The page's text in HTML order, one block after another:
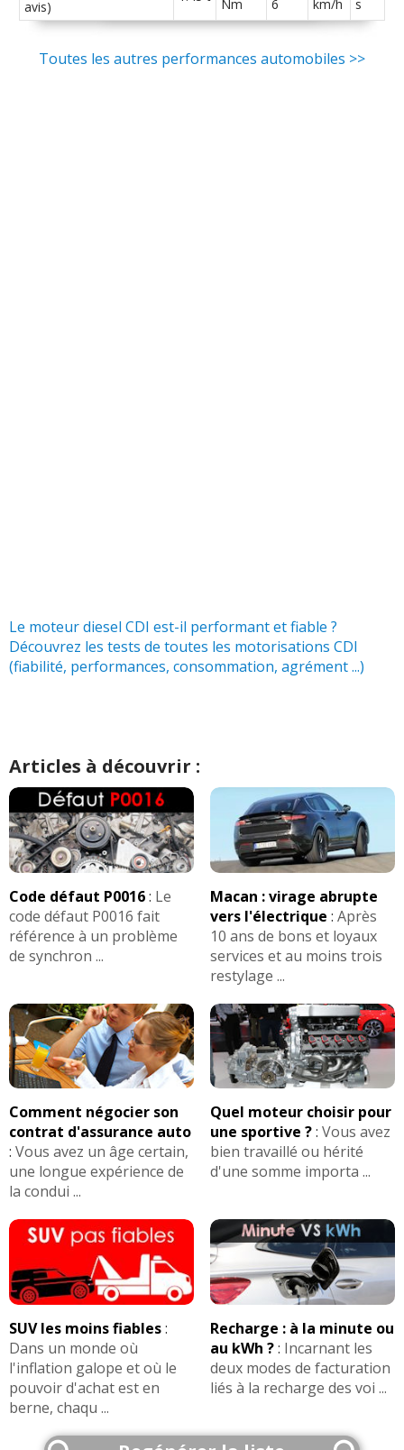
avis) Nm 6 km/h s
Toutes les autres performances automobiles >>
Le moteur diesel CDI est-il performant et fiable ?
Découvrez les tests de toutes les motorisations CDI
(fiabilité, performances, consommation, agrément ...)
Articles à découvrir :
Code défaut P0016: Le
code défaut P0016 fait
référence à un problème
de synchron ...
Macan : virage abrupte
vers l'électrique : Après
10 ans de bons et loyaux
services et au moins trois
restylage ...
Comment négocier son
contrat d'assurance auto
: Vous avez un âge certain,
une longue expérience de
la condui ...
Quel moteur choisir pour
une sportive ?: Vous avez
bien travaillé ou hérité
d'une somme importa ...
SUV les moins fiables:
Dans un monde où
l'inflation galope et où le
pouvoir d'achat est en
berne, chaqu ...
Recharge : à la minute ou
au kWh ?: Incarnant les
deux modes de facturation
liés à la recharge des voi ...